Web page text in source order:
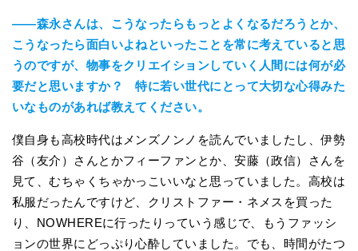
――森永さんは、こうなったらもっとよくなるだろうとか、
こうなったら面白いよねといったことを常に考えていると思
うのですが、物事をクリエイションしていく人間には何が必
要だと思いますか？ 特に若い世代にとって大切な心得みた
いなものがあれば教えてください。
僕自身も高校時代はメンズノンノを読んでいましたし、伊勢
谷（友介）さんとかフィーファンとか、安藤（政信）さんを
見て、むちゃくちゃかっこいいなと思っていました。高校は
私服だったんですけど、クリストファー・ネメスを買った
り、NOWHEREに行ったりっていう感じで、もうファッシ
ョンの世界にどっぷり心酔していました。でも、時間がたつ